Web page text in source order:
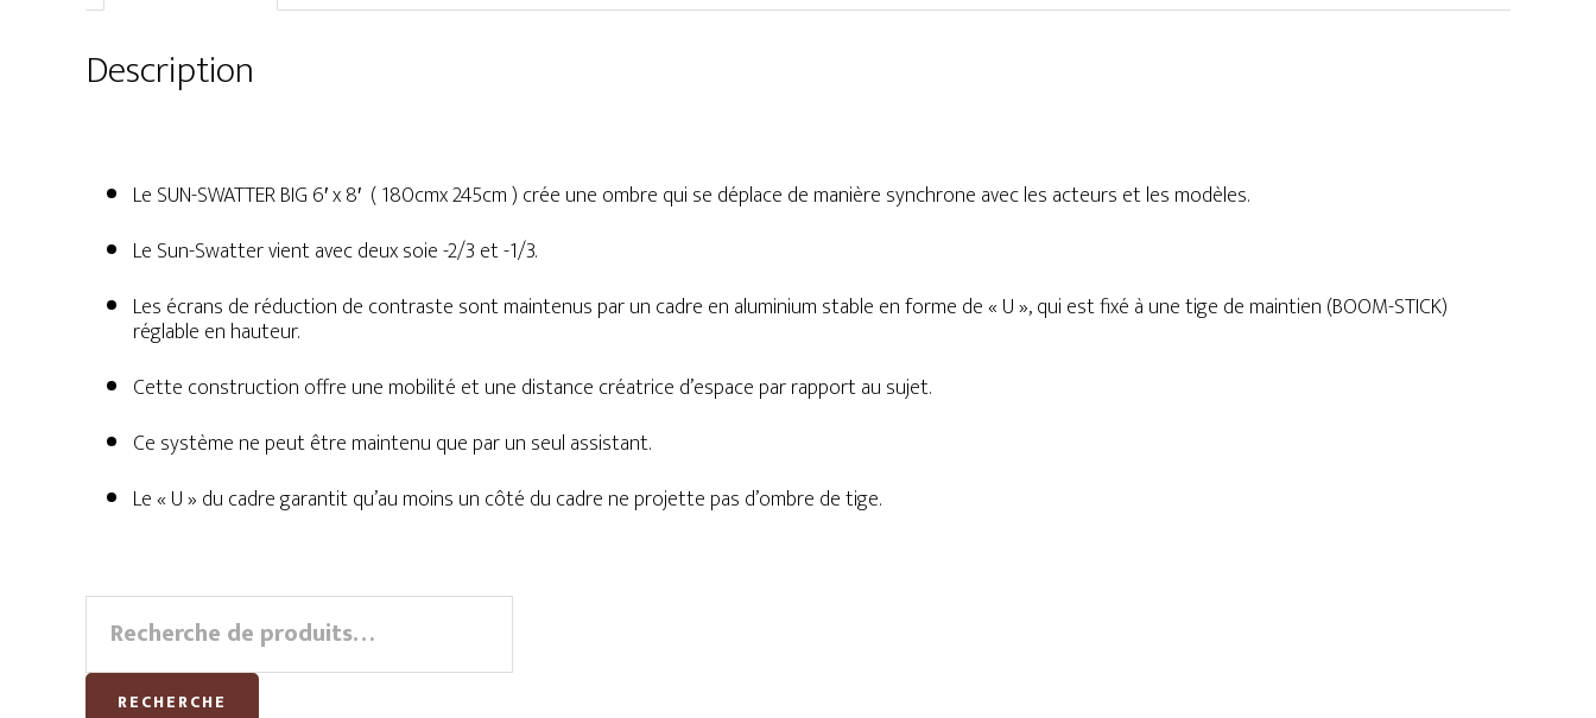
Description
Le SUN-SWATTER BIG 6′ x 8′ ( 180cmx 245cm ) crée une ombre qui se déplace de manière synchrone avec les acteurs et les modèles.
Le Sun-Swatter vient avec deux soie -2/3 et -1/3.
Les écrans de réduction de contraste sont maintenus par un cadre en aluminium stable en forme de « U », qui est fixé à une tige de maintien (BOOM-STICK)
réglable en hauteur.
Cette construction offre une mobilité et une distance créatrice d’espace par rapport au sujet.
Ce système ne peut être maintenu que par un seul assistant.
Le « U » du cadre garantit qu’au moins un côté du cadre ne projette pas d’ombre de tige.
Primary
Sidebar
Recherche
pour :
RECHERCHE